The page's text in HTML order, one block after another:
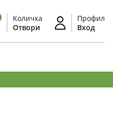
Количка
Отвори
Профил
Вход